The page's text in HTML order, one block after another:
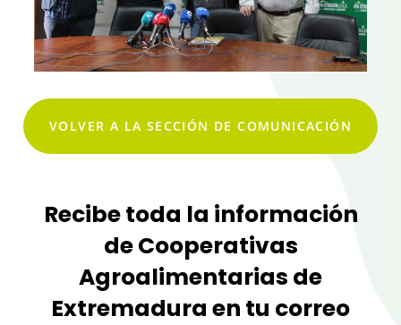
VOLVER A LA SECCIÓN DE COMUNICACIÓN
Recibe toda la información
de Cooperativas
Agroalimentarias de
Extremadura en tu correo